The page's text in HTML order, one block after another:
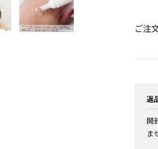
ご注
返
開
ま